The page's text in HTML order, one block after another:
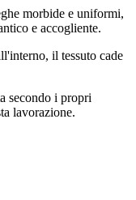
morbide e uniformi,
e accogliente.
il tessuto cade
secondo i propri
lavorazione.